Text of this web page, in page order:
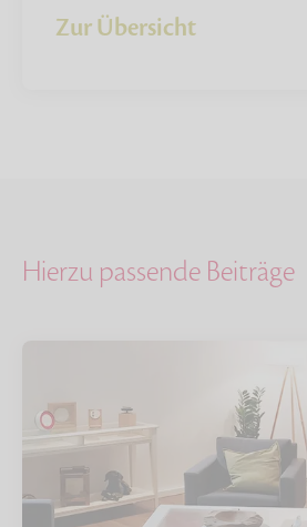
Zur Übersicht
Hierzu passende Beiträge